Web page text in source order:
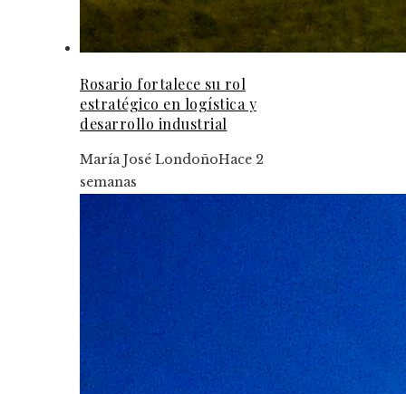
Rosario fortalece su rol
estratégico en logística y
desarrollo industrial
María José LondoñoHace 2
semanas